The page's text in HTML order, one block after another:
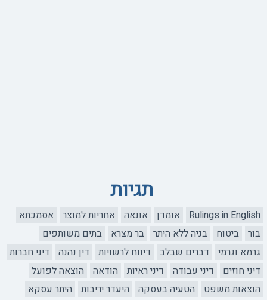
תגיות
Rulings in English אומדן אונאה אחריות למוצר
אסמכתא
בור
ביטוח בניה ללא היתר בר מצרא
בתים משותפים
גרמא וגרמי
דברים שבלב דיווח לרשויות דין נהנה
דיני חברות
דיני חוזים
דיני עבודה דיני ראיות הודאה
הוצאה לפועל
הוצאות משפט
הטעיה בעסקה היעדר יריבות
היתר עסקא